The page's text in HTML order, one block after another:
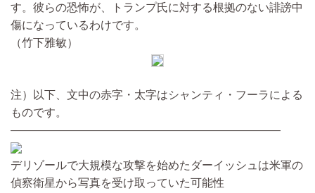
す。彼らの恐怖が、トランプ氏に対する根拠のない誹謗中
傷になっているわけです。
（竹下雅敏）
注）以下、文中の赤字・太字はシャンティ・フーラによる
ものです。
————————————————————————
デリゾールで大規模な攻撃を始めたダーイッシュは米軍の
偵察衛星から写真を受け取っていた可能性